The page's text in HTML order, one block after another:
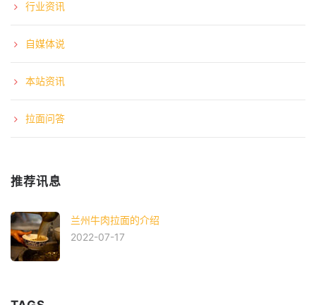
行业资讯
自媒体说
本站资讯
拉面问答
推荐讯息
兰州牛肉拉面的介绍
2022-07-17